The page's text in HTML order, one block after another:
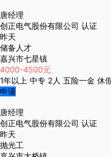
唐经理
创正电气股份有限公司 认证
昨天
储备人才
嘉兴市七星镇
4000-4500元
1年以上 中专 2人 五险一金 休
申请
唐经理
创正电气股份有限公司 认证
昨天
抛光工